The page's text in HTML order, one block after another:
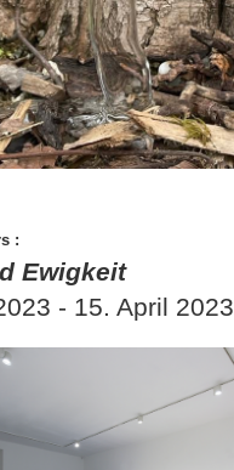
:
Ewigkeit
- 15. April 2023